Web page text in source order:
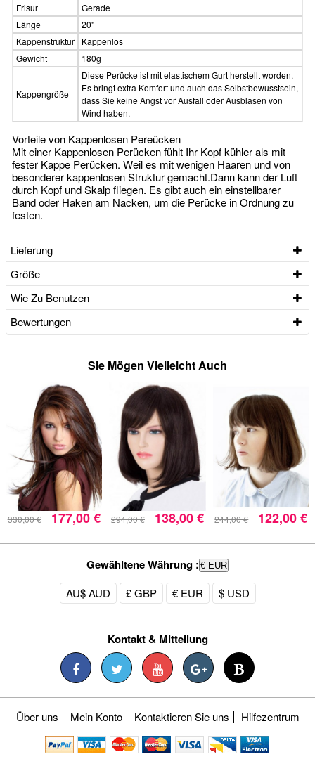
Frisur
Gerade
Länge
20"
Kappenstruktur
Kappenlos
Gewicht
180g
Kappengröße
Diese Perücke ist mit elastischem Gurt herstellt worden.
Es bringt extra Komfort und auch das Selbstbewusstsein,
dass Sie keine Angst vor Ausfall oder Ausblasen von
Wind haben.
Vorteile von Kappenlosen Pereücken
Mit einer Kappenlosen Perücken fühlt Ihr Kopf kühler als mit
fester Kappe Perücken. Weil es mit wenigen Haaren und von
besonderer kappenlosen Struktur gemacht.Dann kann der Luft
durch Kopf und Skalp fliegen. Es gibt auch ein einstellbarer
Band oder Haken am Nacken, um die Perücke in Ordnung zu
festen.
Lieferung
Größe
Wie Zu Benutzen
Bewertungen
Sie Mögen Vielleicht Auch
330,00 € 177,00 € 294,00 € 138,00 € 244,00 € 122,00 €
Gewähltene Währung : € EUR
AU$ AUD £ GBP € EUR $ USD
Kontakt & Mitteilung
Über uns Mein Konto Kontaktieren Sie uns Hilfezentrum